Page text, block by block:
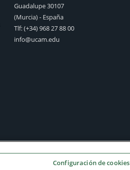
Guadalupe 30107
(Murcia) - España
Tlf:(+34) 968 27 88 00
info@ucam.edu
Configuración de cookies